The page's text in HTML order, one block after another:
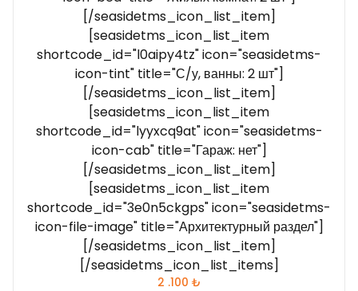
[/seasidetms_icon_list_item]
[seasidetms_icon_list_item
shortcode_id="l0aipy4tz" icon="seasidetms-
icon-tint" title="С/у, ванны: 2 шт"]
[/seasidetms_icon_list_item]
[seasidetms_icon_list_item
shortcode_id="lyyxcq9at" icon="seasidetms-
icon-cab" title="Гараж: нет"]
[/seasidetms_icon_list_item]
[seasidetms_icon_list_item
shortcode_id="3e0n5ckgps" icon="seasidetms-
icon-file-image" title="Архитектурный раздел"]
[/seasidetms_icon_list_item]
[/seasidetms_icon_list_items]
2 .100 ₺